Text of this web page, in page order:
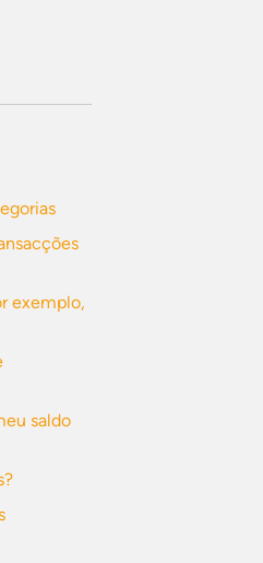
exemplo,
saldo